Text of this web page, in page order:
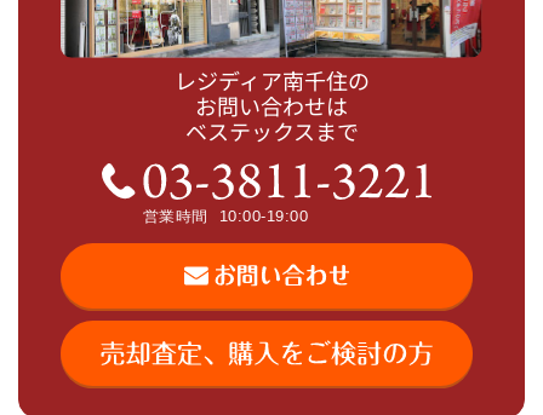
レジディア南千住の
お問い合わせは
ベステックスまで